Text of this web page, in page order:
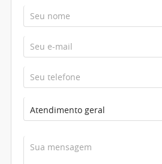
Atendimento geral